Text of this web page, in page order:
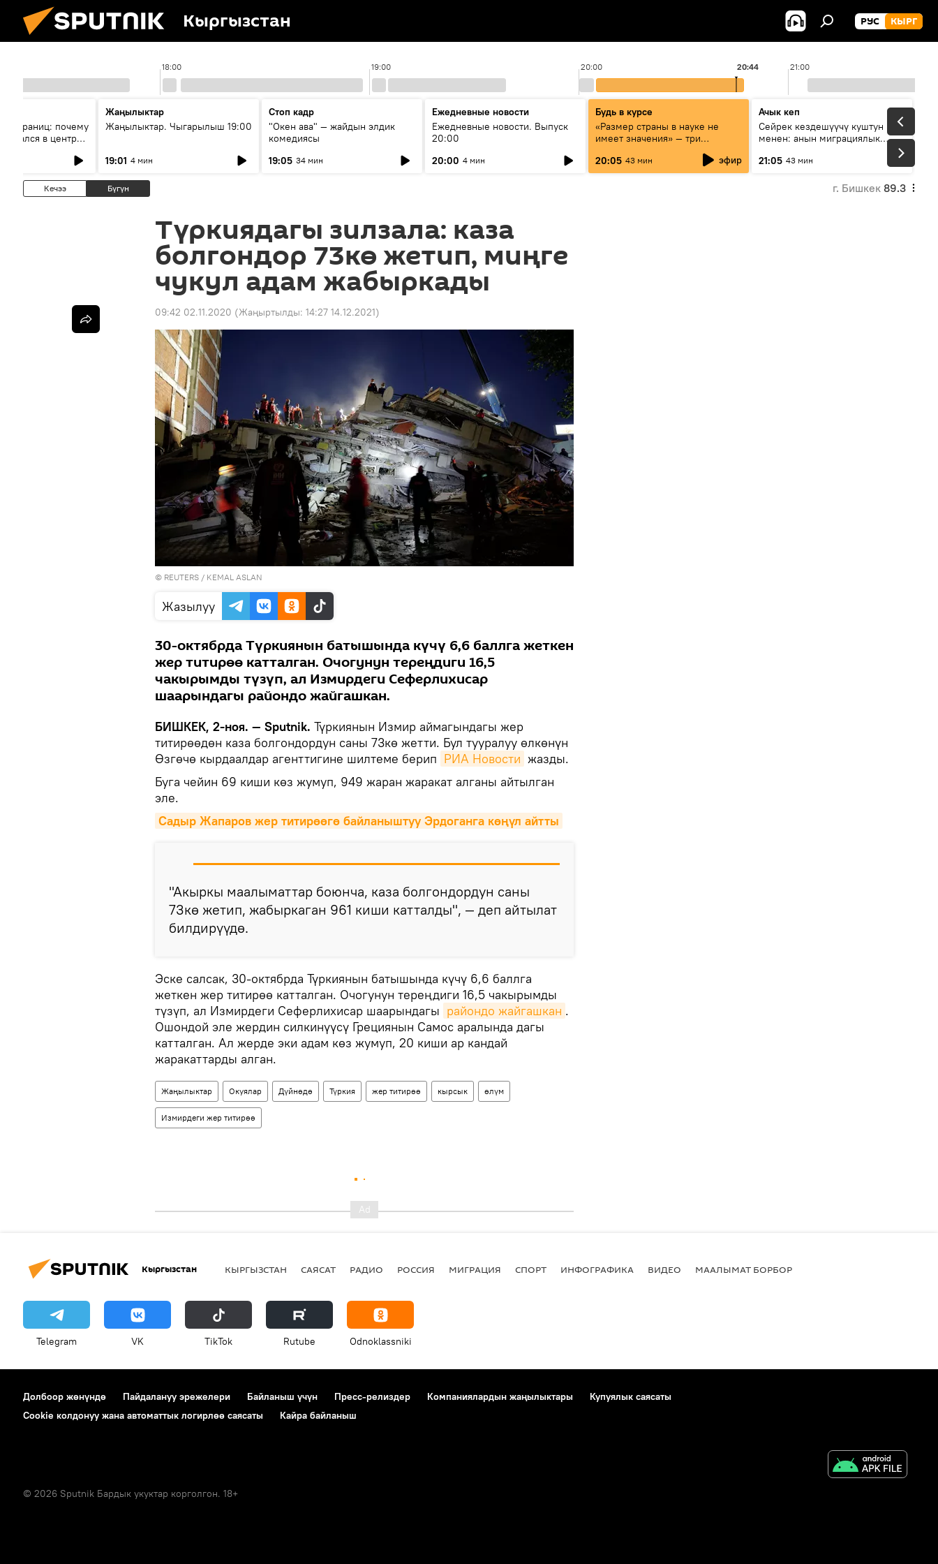
Кыргызстан РУС КЫРГ
18:00 19:00 20:00 21:00
20:44
границ: почему
в центре
Жаңылыктар
Жаңылыктар. Чыгарылыш 19:00
19:01 4 мин
Стоп кадр
"Окен ава" — жайдын элдик
комедиясы
19:05 34 мин
Ежедневные новости
Ежедневные новости. Выпуск
20:00
20:00 4 мин
Будь в курсе
«Размер страны в науке не
имеет значения» — три
эксперта о сотрудничестве
России и Кыргызстана в
образовании и исследованиях
20:05 43 мин эфир
Ачык кеп
Сейрек кездешүүчү куштун изи
менен: анын миграциялык
21:05 43 мин
Кечээ Бүгүн г. Бишкек 89.3
Түркиядагы зилзала: каза
болгондор 73кө жетип, миңге
чукул адам жабыркады
09:42 02.11.2020 (Жаңыртылды: 14:27 14.12.2021)
© REUTERS / KEMAL ASLAN
Жазылуу
30-октябрда Түркиянын батышында күчү 6,6 баллга жеткен
жер титирөө катталган. Очогунун тереңдиги 16,5
чакырымды түзүп, ал Измирдеги Сеферлихисар
шаарындагы райондо жайгашкан.
БИШКЕК, 2-ноя. — Sputnik. Түркиянын Измир аймагындагы жер
титирөөдөн каза болгондордун саны 73кө жетти. Бул тууралуу өлкөнүн
Өзгөчө кырдаалдар агенттигине шилтеме берип РИА Новости жазды.
Буга чейин 69 киши көз жумуп, 949 жаран жаракат алганы айтылган
эле.
Садыр Жапаров жер титирөөгө байланыштуу Эрдоганга көңүл айтты
"Акыркы маалыматтар боюнча, каза болгондордун саны
73кө жетип, жабыркаган 961 киши катталды", — деп айтылат
билдирүүдө.
Эске салсак, 30-октябрда Түркиянын батышында күчү 6,6 баллга
жеткен жер титирөө катталган. Очогунун тереңдиги 16,5 чакырымды
түзүп, ал Измирдеги Сеферлихисар шаарындагы райондо жайгашкан .
Ошондой эле жердин силкинүүсү Грециянын Самос аралында дагы
катталган. Ал жерде эки адам көз жумуп, 20 киши ар кандай
жаракаттарды алган.
Жаңылыктар Окуялар Дүйнөдө Түркия жер титирөө кырсык өлүм
Измирдеги жер титирөө
Кыргызстан КЫРГЫЗСТАН САЯСАТ РАДИО РОССИЯ МИГРАЦИЯ СПОРТ ИНФОГРАФИКА ВИДЕО МААЛЫМАТ БОРБОР
Telegram VK ТikТоk Rutube Odnoklassniki
Долбоор жөнүндө Пайдалануу эрежелери Байланыш үчүн Пресс-релиздер Компаниялардын жаңылыктары
Купуялык саясаты
Cookie колдонуу жана автоматтык логирлөө саясаты
Кайра байланыш
© 2026 Sputnik Бардык укуктар корголгон. 18+